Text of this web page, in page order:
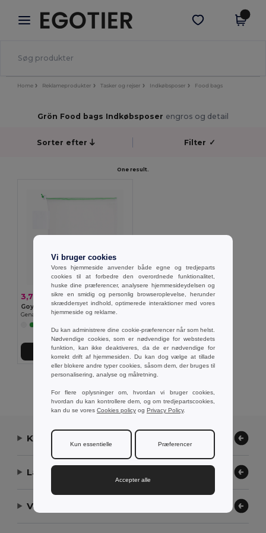
× Egotier-app
Bedre priser i appen!
Hent app
Home Reklameprodukter Tasker og rejser Indkøbsposer Food bags
Grön Food bags Indkøbsposer engros og detail
Sorter efter Filter ✓
One result.
3,71 kr
Goya 50042
Tilføj Til Kurv
Kontakt os
Lad os hjælpe
Vores virksomhed
Vi bruger cookies
Vores hjemmeside anvender både egne og tredjeparts
cookies til at forbedre den overordnede funktionalitet,
huske dine præferencer, analysere hjemmesideydelsen og
sikre en smidig og personlig browseroplevelse, herunder
skræddersyet indhold, optimerede interaktioner med vores
hjemmeside og reklame.
Du kan administrere dine cookie-præferencer når som helst.
Nødvendige cookies, som er nødvendige for webstedets
funktion, kan ikke deaktiveres, da de er nødvendige for
korrekt drift af hjemmesiden. Du kan dog vælge at tillade
eller blokere andre typer cookies, såsom dem, der bruges til
personalisering, analyse og målretning.
For flere oplysninger om, hvordan vi bruger cookies,
hvordan du kan kontrollere dem, og om tredjepartscookies,
kan du se vores Cookies policy og Privacy Policy.
Kun essentielle Præferencer
Accepter alle